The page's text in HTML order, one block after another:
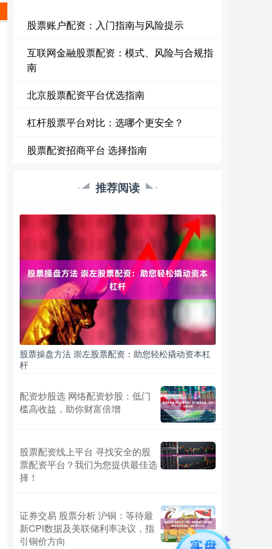
股票账户配资：入门指南与风险提示
互联网金融股票配资：模式、风险与合规指
南
北京股票配资平台优选指南
杠杆股票平台对比：选哪个更安全？
股票配资招商平台 选择指南
推荐阅读
股票操盘方法 崇左股票配资：助您轻松撬动资本杠
杆
配资炒股选 网络配资炒股：低门
槛高收益，助你财富倍增
股票配资线上平台 寻找安全的股
票配资平台？我们为您提供最佳选
择！
证券交易 股票分析 沪铜：等待最
新CPI数据及美联储利率决议，指
引铜价方向